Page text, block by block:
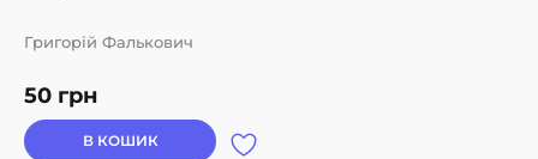
50 грн
Григорій Фалькович
В КОШИК